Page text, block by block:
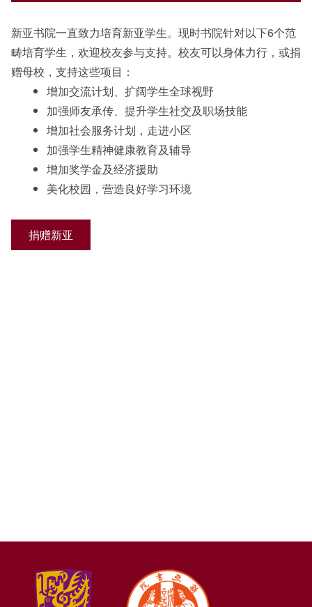
新亚书院一直致力培育新亚学生。现时书院针对以下6个范
畴培育学生，欢迎校友参与支持。校友可以身体力行，或捐
赠母校，支持这些项目：
增加交流计划、扩阔学生全球视野
加强师友承传、提升学生社交及职场技能
增加社会服务计划，走进小区
加强学生精神健康教育及辅导
增加奖学金及经济援助
美化校园，营造良好学习环境
捐赠新亚